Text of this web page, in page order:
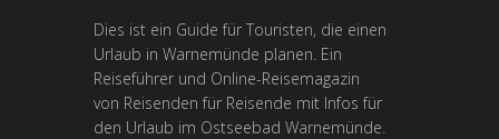
Dies ist ein Guide für Touristen, die einen
Urlaub in Warnemünde planen. Ein
Reiseführer und Online-Reisemagazin
von Reisenden für Reisende mit Infos für
den Urlaub im Ostseebad Warnemünde.